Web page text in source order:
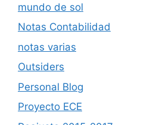
mundo de sol
Notas Contabilidad
notas varias
Outsiders
Personal Blog
Proyecto ECE